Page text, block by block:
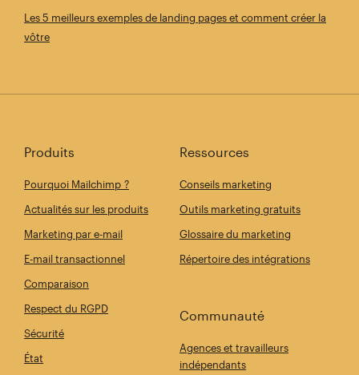
Les 5 meilleurs exemples de landing pages et comment créer la
vôtre
Produits
Pourquoi Mailchimp ?
Actualités sur les produits
Marketing par e-mail
E-mail transactionnel
Comparaison
Respect du RGPD
Sécurité
État
Ressources
Conseils marketing
Outils marketing gratuits
Glossaire du marketing
Répertoire des intégrations
Communauté
Agences et travailleurs
indépendants